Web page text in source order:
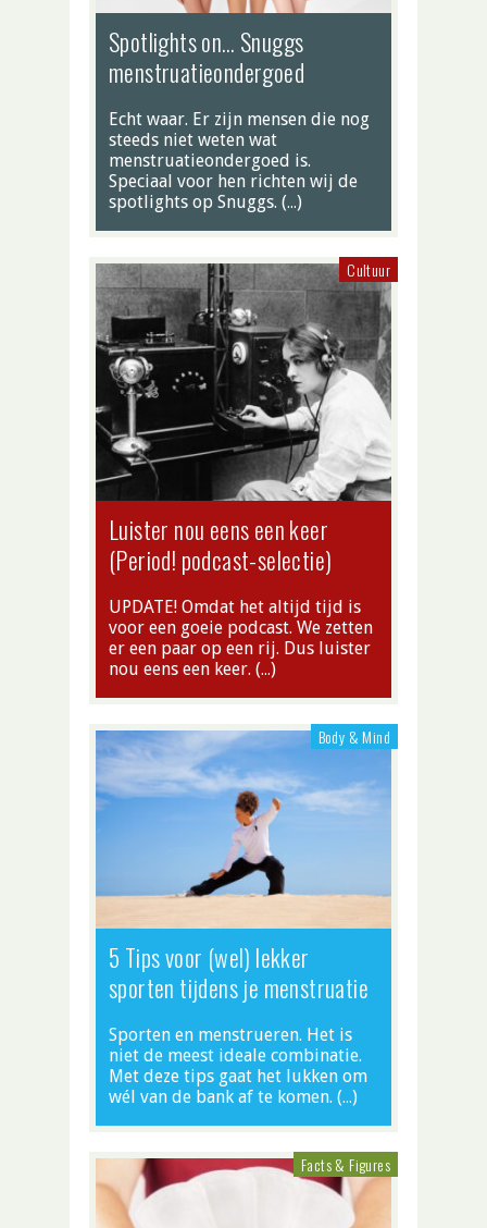
Spotlights on… Snuggs
menstruatieondergoed
Echt waar. Er zijn mensen die nog
steeds niet weten wat
menstruatieondergoed is.
Speciaal voor hen richten wij de
spotlights op Snuggs. (…)
Cultuur
Luister nou eens een keer
(Period! podcast-selectie)
UPDATE! Omdat het altijd tijd is
voor een goeie podcast. We zetten
er een paar op een rij. Dus luister
nou eens een keer. (…)
Body & Mind
5 Tips voor (wel) lekker
sporten tijdens je menstruatie
Sporten en menstrueren. Het is
niet de meest ideale combinatie.
Met deze tips gaat het lukken om
wél van de bank af te komen. (…)
Facts & Figures